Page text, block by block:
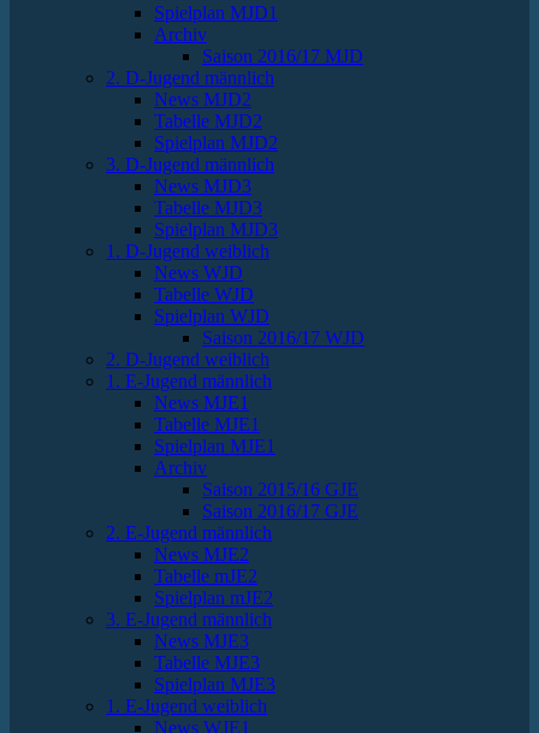
Spielplan MJD1
Archiv
Saison 2016/17 MJD
2. D-Jugend männlich
News MJD2
Tabelle MJD2
Spielplan MJD2
3. D-Jugend männlich
News MJD3
Tabelle MJD3
Spielplan MJD3
1. D-Jugend weiblich
News WJD
Tabelle WJD
Spielplan WJD
Saison 2016/17 WJD
2. D-Jugend weiblich
1. E-Jugend männlich
News MJE1
Tabelle MJE1
Spielplan MJE1
Archiv
Saison 2015/16 GJE
Saison 2016/17 GJE
2. E-Jugend männlich
News MJE2
Tabelle mJE2
Spielplan mJE2
3. E-Jugend männlich
News MJE3
Tabelle MJE3
Spielplan MJE3
1. E-Jugend weiblich
News WJE1